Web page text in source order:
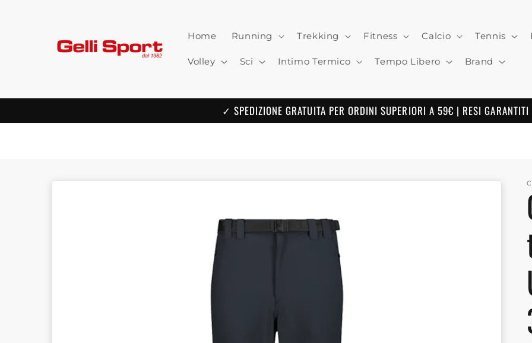
Home Running Trekking Fitness Calcio Tennis
Volley Sci Intimo Termico Tempo Libero Brand
✓ SPEDIZIONE GRATUITA PER ORDINI SUPERIORI A 59€ | RESI
Skip to